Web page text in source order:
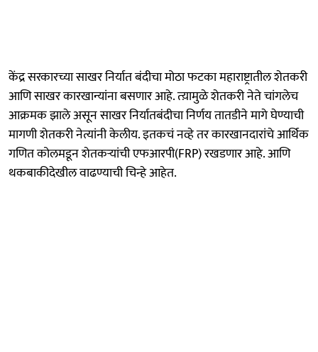
केंद्र सरकारच्या साखर निर्यात बंदीचा मोठा फटका महाराष्ट्रातील शेतकरी
आणि साखर कारखान्यांना बसणार आहे. त्य़ामुळे शेतकरी नेते चांगलेच
आक्रमक झाले असून साखर निर्यातबंदीचा निर्णय तातडीने मागे घेण्याची
मागणी शेतकरी नेत्यांनी केलीय. इतकचं नव्हे तर कारखानदारांचे आर्थिक
गणित कोलमडून शेतकऱ्यांची एफआरपी(FRP) रखडणार आहे. आणि
थकबाकीदेखील वाढण्याची चिन्हे आहेत.